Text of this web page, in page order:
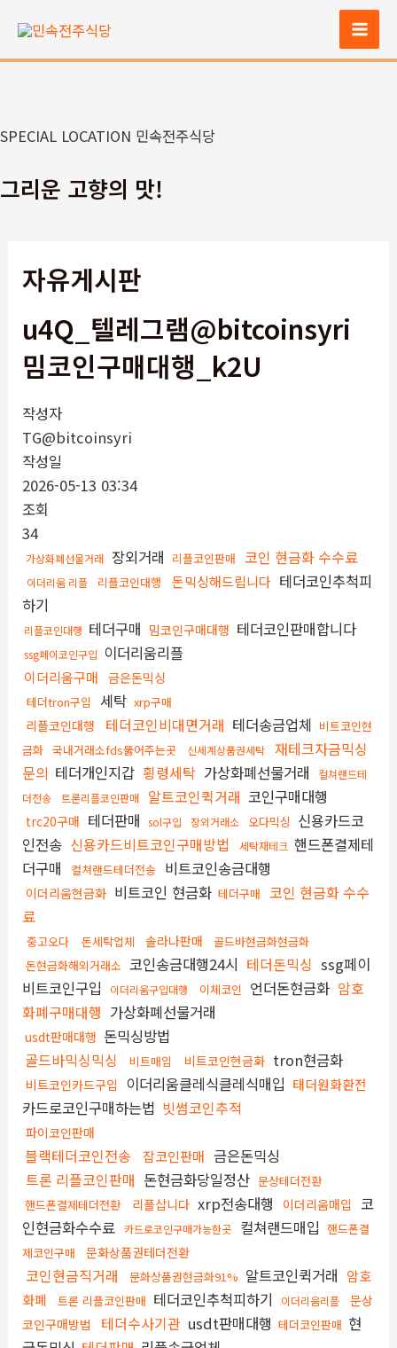
츠
너
기
Main
SPECIAL LOCATION 민속전주식당
그리운 고향의 맛!
자유게시판
u4Q_텔레그램@bitcoinsyri
밈코인구매대행_k2U
작성자
TG@bitcoinsyri
작성일
2026-05-13 03:34
조회
34
가상화폐선물거래 장외거래 리플코인판매 코인 현금화 수수료
이더리움 리플 리플코인대행 돈믹싱해드립니다 테더코인추척피
하기
리플코인대행 테더구매 밈코인구매대행 테더코인판매합니다
ssg페이코인구입 이더리움리플
이더리움구매 금은돈믹싱
테더tron구입 세탁 xrp구매
리플코인대행 테더코인비대면거래 테더송금업체 비트코인현
금화 국내거래소fds뚫어주는곳 신세계상품권세탁
재테크자금믹싱
문의 테더개인지갑 횡령세탁 가상화폐선물거래
컬쳐랜드테
더전송
트론리플코인판매 알트코인퀵거래 코인구매대행
trc20구매 테더판매 sol구입 장외거래소 오다믹싱 신용카드코
인전송 신용카드비트코인구매방법 세탁재테크 핸드폰결제테
더구매
컬쳐랜드테더전송 비트코인송금대행
이더리움현금화 비트코인 현금화 테더구매 코인 현금화 수수
료
중고오다 돈세탁업체 솔라나판매
골드바현금화현금화
돈현금화해외거래소 코인송금대행24시 테더돈믹싱 ssg페이
비트코인구입
이더리움구입대행 이체코인 언더돈현금화 암호
화폐구매대행 가상화폐선물거래
usdt판매대행 돈믹싱방법
골드바믹싱믹싱
비트매입 비트코인현금화 tron현금화
비트코인카드구입 이더리움클레식클레식매입 태더원화환전
카드로코인구매하는법 빗썸코인추적
파이코인판매
블랙테더코인전송 잡코인판매 금은돈믹싱
트론 리플코인판매 돈현금화당일정산 문상테더전환
핸드폰결제테더전환
리플삽니다 xrp전송대행 이더리움매입 코
인현금화수수료
카드로코인구매가능한곳 컬쳐랜드매입 핸드폰결
제코인구매
문화상품권테더전환
코인현금직거래 문화상품권현금화91% 알트코인퀵거래 암호
화폐
트론 리플코인판매 테더코인추척피하기 이더리움리플
문상
코인구매방법
테더수사기관 usdt판매대행 테더코인판매 현